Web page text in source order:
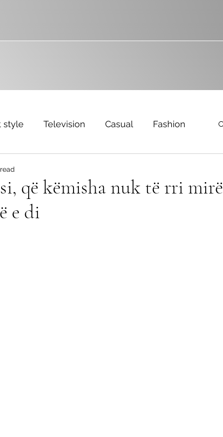
style Television Casual Fashion
që këmisha nuk të rri mirë
e di